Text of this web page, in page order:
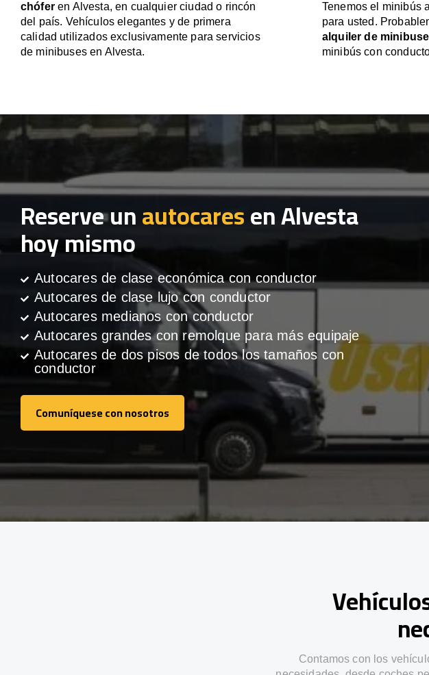
chóferen Alvesta, en cualquier ciudad o rincón
del país. Vehículos elegantes y de primera
calidad utilizados exclusivamente para servicios
de minibuses en Alvesta.
Tenemos el minibús
para usted.
alquiler de
minibús con
Reserve unautocaresen Alvesta
hoy mismo
Autocares de clase económica con conductor
Autocares de clase lujo con conductor
Autocares medianos con conductor
Autocares grandes con remolque para más equipaje
Autocares de dos pisos de todos los tamaños con
conductor
Comuníquese con nosotros
Comuníquese con nosotros
Contamos con los